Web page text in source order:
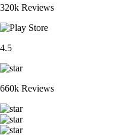
320k Reviews
4.5
660k Reviews